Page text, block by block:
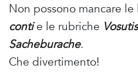
Non possono mancare
contie le rubriche
Sacheburache.
Che divertimento!